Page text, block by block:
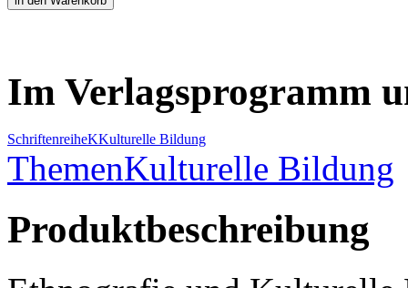
Im Verlagsprogramm
SchriftenreiheKKulturelle Bildung
ThemenKulturelle Bildung
Produktbeschreibung